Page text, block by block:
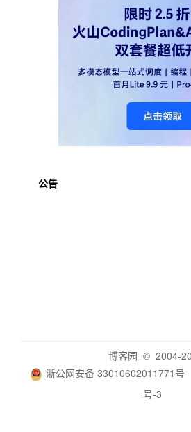
公告
博客园 © 2004-
浙公网安备 33010602011771号
号-3